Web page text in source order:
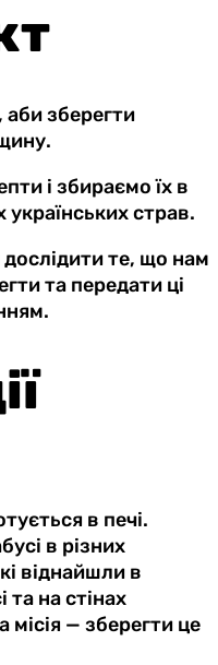
зберегти
і збираємо їх в
страв.
те, що нам
та передати ці
в печі.
в різних
віднайшли в
та на стінах
— зберегти це